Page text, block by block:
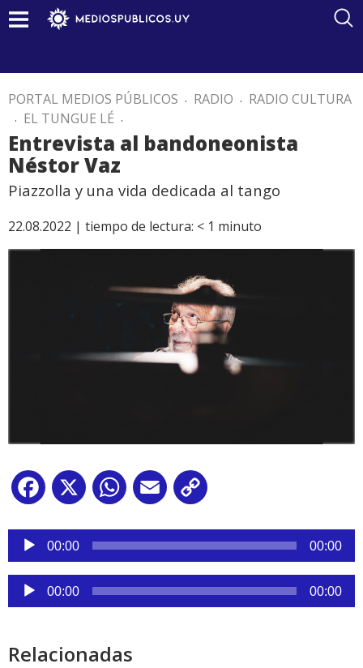
PORTAL MEDIOS PÚBLICOS . RADIO . RADIO CULTURA
. EL TUNGUE LÉ .
Entrevista al bandoneonista
Néstor Vaz
Piazzolla y una vida dedicada al tango
22.08.2022 | tiempo de lectura: < 1 minuto
Facebook
X WhatsApp
Email
Reproductor
audio
00:00 00:00
Reproductor
de
00:00 00:00
Relacionadas